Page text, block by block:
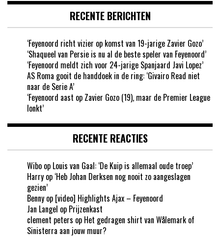
RECENTE BERICHTEN
‘Feyenoord richt vizier op komst van 19-jarige Zavier Gozo’
‘Shaqueel van Persie is nu al de beste speler van Feyenoord’
‘Feyenoord meldt zich voor 24-jarige Spanjaard Javi Lopez’
AS Roma gooit de handdoek in de ring: ‘Givairo Read niet
naar de Serie A’
‘Feyenoord aast op Zavier Gozo (19), maar de Premier League
lonkt’
RECENTE REACTIES
Wibo op Louis van Gaal: ‘De Kuip is allemaal oude troep’
Harry op ‘Heb Johan Derksen nog nooit zo aangeslagen
gezien’
Benny op [video] Highlights Ajax – Feyenoord
Jan Langel op Prijzenkast
clement peters op Het gedragen shirt van Wålemark of
Sinisterra aan jouw muur?